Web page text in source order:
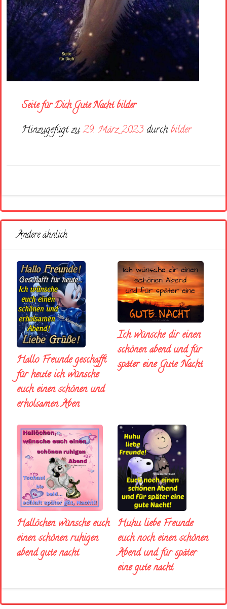
Seite für Dich Gute Nacht bilder
Hinzugefügt zu29. März 2023 durch bilder
Andere ähnlich
Hallo Freunde geschafft
für heute ich wünsche
euch einen schönen und
erholsamen Aben
Ich wünsche dir einen
schönen abend und fúr
später eine Gute Nacht
Hallöchen wünsche euch
einen schönen ruhigen
abend gute nacht
Huhu liebe Freunde
euch noch einen schönen
Abend und für später
eine gute nacht